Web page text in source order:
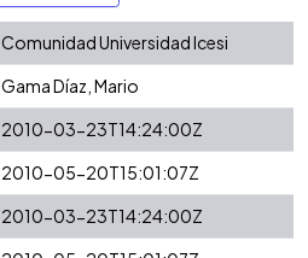
Comunidad Universidad Icesi
Gama Díaz, Mario
2010-03-23T14:24:00Z
2010-05-20T15:01:07Z
2010-03-23T14:24:00Z